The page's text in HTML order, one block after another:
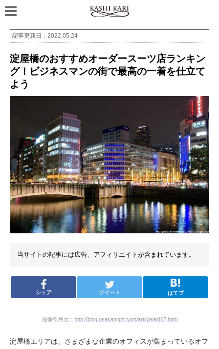
記事更新日： 2022.05.24
淀屋橋のおすすめオーダースーツ店ランキン
グ！ビジネスマンの街で最高の一着を仕立て
よう
当サイトの記事には広告、アフィリエイトが含まれています。
シェア ツイート はてブ
画像引用元： http://blog.osakanight.com/article/eid62.html
淀屋橋エリアは、さまざまな企業のオフィスが集まっているオフ